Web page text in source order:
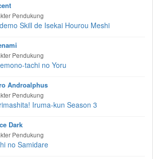
Pendukung
Skill de Isekai Hourou Meshi
Pendukung
tachi no Yoru
Androalphus
Pendukung
Iruma-kun Season 3
Dark
Pendukung
no Samidare